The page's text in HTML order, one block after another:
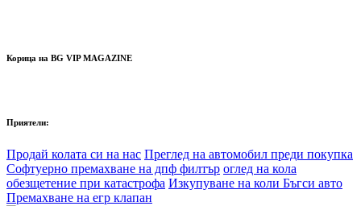
Корица на BG VIP MAGAZINE
Приятели:
Продай колата си на нас Преглед на автомобил преди покупка
Софтуерно премахване на дпф филтър оглед на кола
обезщетение при катастрофа Изкупуване на коли Бъгси авто
Премахване на егр клапан